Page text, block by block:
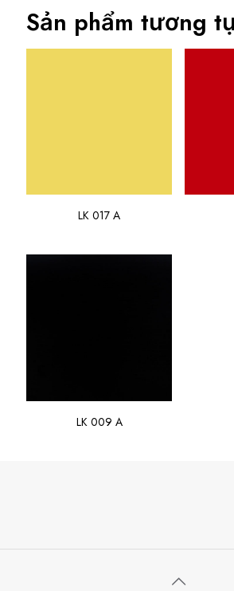
Sản phẩm tương
LK 017 A
LK 009 A